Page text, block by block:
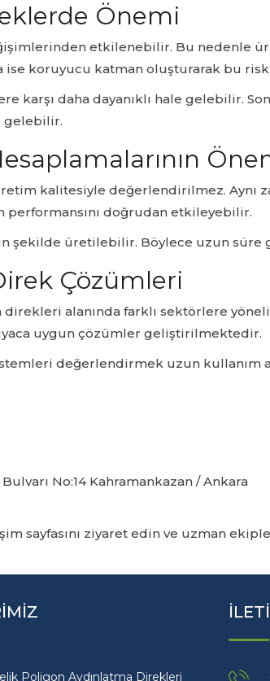
Önemi
etkilenebilir. Bu nedenle
ise koruyucu katman oluşturarak bu
karşı daha dayanıklı hale gelebilir.
gelebilir.
kalitesiyle değerlendirilmez. Aynı
performansını doğrudan etkileyebilir.
şekilde üretilebilir. Böylece uzun süre
Çözümleri
alanında farklı sektörlere
uygun çözümler geliştirilmektedir.
değerlendirmek uzun kullanım
No:14 Kahramankazan / Ankara
sayfasını ziyaret edin ve uzman
Poligon Aydınlatma Direkleri